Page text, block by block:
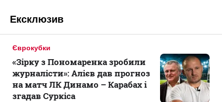
Ексклюзив
Єврокубки
«Зірку з Пономаренка зробили
журналісти»: Алієв дав прогноз
на матч ЛК Динамо – Карабах і
згадав Суркіса